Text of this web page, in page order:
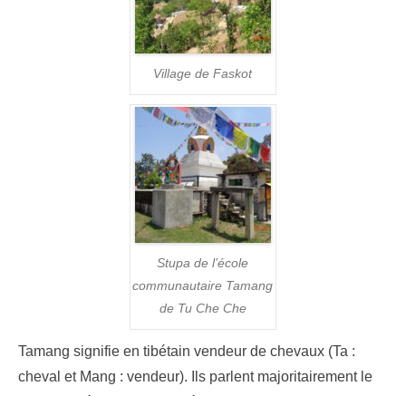
Village de Faskot
Stupa de l’école
communautaire Tamang
de Tu Che Che
Tamang signifie en tibétain vendeur de chevaux (Ta :
cheval et Mang : vendeur). Ils parlent majoritairement le